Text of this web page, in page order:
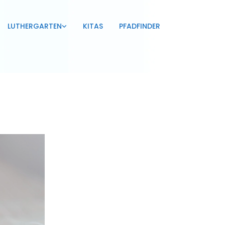
LUTHERGARTEN KITAS PFADFINDER